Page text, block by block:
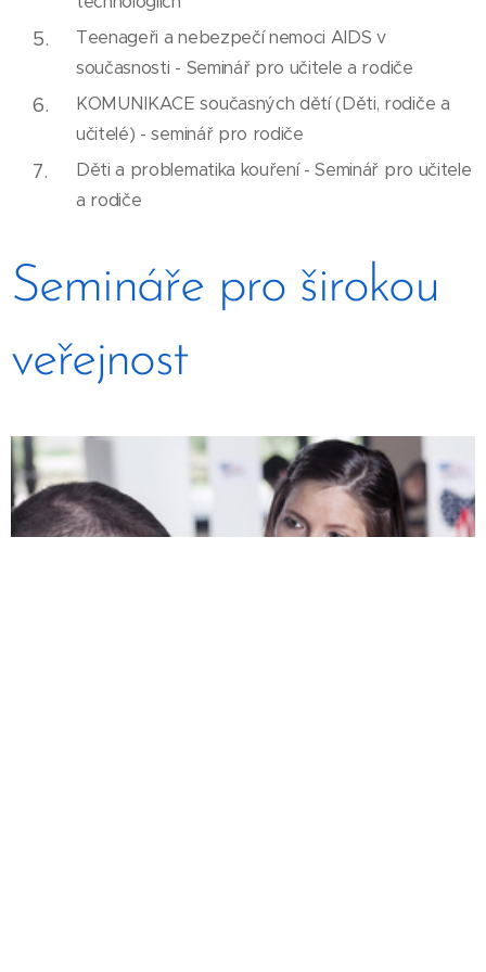
Teenageři a nebezpečí nemoci AIDS v
současnosti - Seminář pro učitele a rodiče
KOMUNIKACE současných dětí (Děti, rodiče a
učitelé) - seminář pro rodiče
Děti a problematika kouření - Seminář pro učitele
a rodiče
Semináře pro širokou
veřejnost